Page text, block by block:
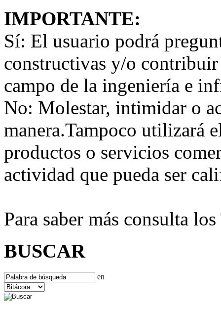
IMPORTANTE:
Sí: El usuario podrá
constructivas y/o
campo de la ingeniería e
No: Molestar, intimidar o
manera.Tampoco utilizará
productos o servicios
actividad que pueda ser
Para saber más consulta
BUSCAR
en